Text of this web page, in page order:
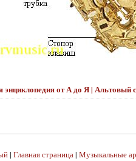
энциклопедия от А до Я | Альтовый
| Главная страница| Музыкальные